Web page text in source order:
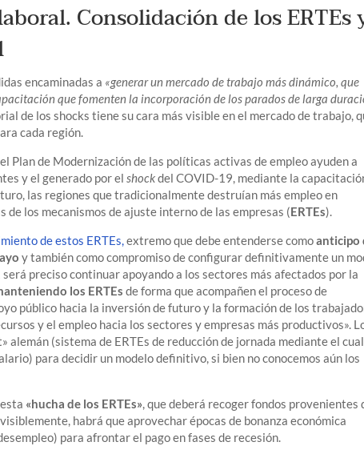
Consolidación de los ERTEs
encaminadas a «generar un mercado de trabajo más dinámico, que
que fomenten la incorporación de los parados de larga
de los shocks tiene su cara más visible en el mercado de trabajo,
cada región.
Plan de Modernización de las políticas activas de empleo ayuden a
y el generado por elshockdel COVID-19, mediante la
las regiones que tradicionalmente destruían más empleo en
los mecanismos de ajuste interno de las empresas (ERTEs).
de estos ERTEs,extremo que debe entenderse comoanticipo
y también como compromiso de configurar definitivamente un
preciso continuar apoyando a los sectores más afectados por la
los ERTEs de forma que acompañen el proceso de
público hacia la inversión de futuro y la formación de los
y el empleo hacia los sectores y empresas más productivos».
(sistema de ERTEs de reducción de jornada mediante el
para decidir un modelo definitivo, si bien no conocemos aún los
«hucha de los ERTEs», que deberá recoger fondos provenientes
habrá que aprovechar épocas de bonanza económica
para afrontar el pago en fases de recesión.